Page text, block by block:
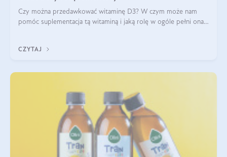
Czy można przedawkować witaminę D3? W czym może nam
pomóc suplementacja tą witaminą i jaką rolę w ogóle pełni ona
robić?
CZYTAJ